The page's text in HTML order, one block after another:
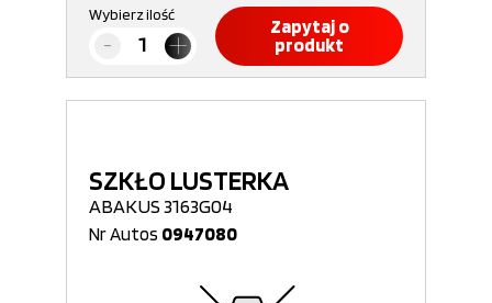
Wybierz ilość
Zapytaj o
produkt
SZKŁO LUSTERKA
ABAKUS 3163G04
Nr Autos 0947080